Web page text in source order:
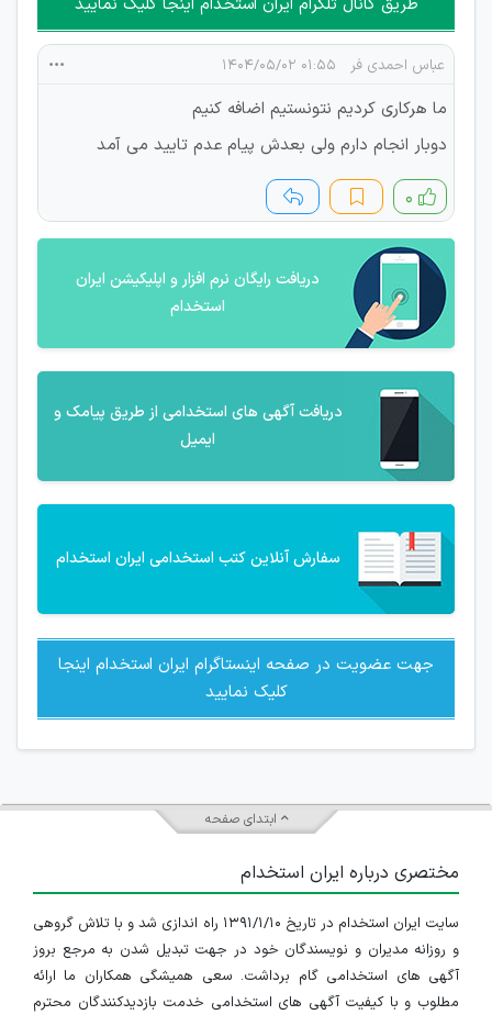
عباس احمدی فر ۰۱:۵۵ ۱۴۰۴/۰۵/۰۲
ما هرکاری کردیم نتونستیم اضافه کنیم
دوبار انجام دارم ولی بعدش پیام عدم تایید می آمد
۰
دریافت رایگان نرم افزار و اپلیکیشن ایران
استخدام
دریافت آگهی های استخدامی از طریق پیامک و
ایمیل
سفارش آنلاین کتب استخدامی ایران استخدام
جهت عضویت در صفحه اینستاگرام ایران استخدام اینجا
کلیک نمایید
ابتدای صفحه
مختصری درباره ایران استخدام
سایت ایران استخدام در تاریخ ۱۳۹۱/۱/۱۰ راه اندازی شد و با تلاش گروهی
و روزانه مدیران و نویسندگان خود در جهت تبدیل شدن به مرجع بروز
آگهی های استخدامی گام برداشت. سعی همیشگی همکاران ما ارائه
مطلوب و با کیفیت آگهی های استخدامی خدمت بازدیدکنندگان محترم